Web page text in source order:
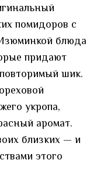
помидоров с
блюда
придают
шик.
укропа,
аромат.
близких — и
этого